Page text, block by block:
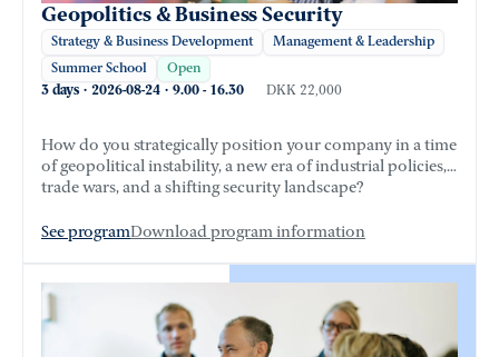
Geopolitics & Business Security
Strategy & Business Development
Management & Leadership
Summer School
Open
3 days · 2026-08-24 · 9.00 - 16.30 DKK 22,000
How do you strategically position your company in a time
of geopolitical instability, a new era of industrial policies,
trade wars, and a shifting security landscape?
See programDownload program information